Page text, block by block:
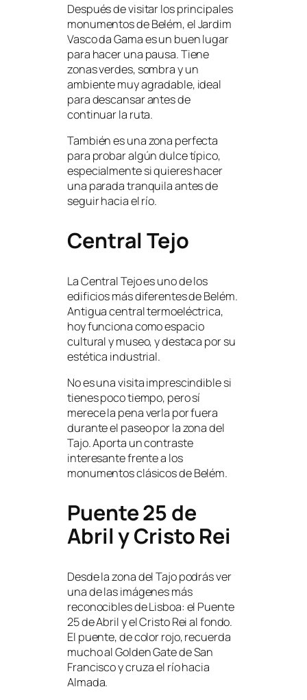
Después de visitar los principales
monumentos de Belém, el Jardim
Vasco da Gama es un buen lugar
para hacer una pausa. Tiene
zonas verdes, sombra y un
ambiente muy agradable, ideal
para descansar antes de
continuar la ruta.
También es una zona perfecta
para probar algún dulce típico,
especialmente si quieres hacer
una parada tranquila antes de
seguir hacia el río.
Central Tejo
La Central Tejo es uno de los
edificios más diferentes de Belém.
Antigua central termoeléctrica,
hoy funciona como espacio
cultural y museo, y destaca por su
estética industrial.
No es una visita imprescindible si
tienes poco tiempo, pero sí
merece la pena verla por fuera
durante el paseo por la zona del
Tajo. Aporta un contraste
interesante frente a los
monumentos clásicos de Belém.
Puente 25 de
Abril y Cristo Rei
Desde la zona del Tajo podrás ver
una de las imágenes más
reconocibles de Lisboa: el Puente
25 de Abril y el Cristo Rei al fondo.
El puente, de color rojo, recuerda
mucho al Golden Gate de San
Francisco y cruza el río hacia
Almada.